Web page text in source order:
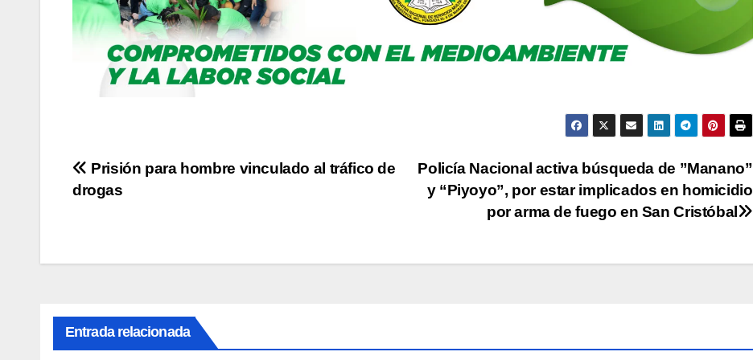
Navegación
de
Policía Nacional activa búsqueda de ”Manano”
y “Piyoyo”, por estar implicados en homicidio
por arma de fuego en San Cristóbal
Prisión para hombre vinculado al tráfico de
drogas
Entrada relacionada